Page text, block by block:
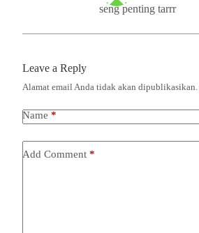
seng penting tarrr
Leave a Reply
Alamat email Anda tidak akan dipublikasikan.
Name *
Add Comment *